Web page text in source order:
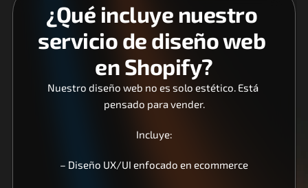
¿Qué incluye nuestro
servicio de diseño web
en Shopify?
Nuestro diseño web no es solo estético. Está
pensado para vender.
Incluye:
– Diseño UX/UI enfocado en ecommerce